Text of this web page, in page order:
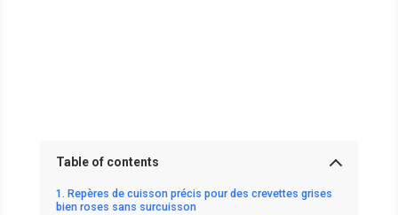
Table of contents
Repères de cuisson précis pour des crevettes grises
bien roses sans surcuisson